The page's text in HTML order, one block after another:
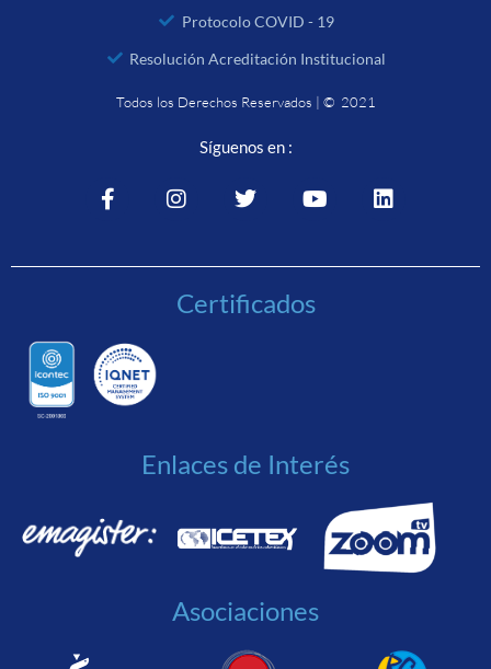
Protocolo COVID - 19
Resolución Acreditación Institucional
Todos los Derechos Reservados | © 2021
Síguenos en :
Certificados
Enlaces de Interés
Asociaciones